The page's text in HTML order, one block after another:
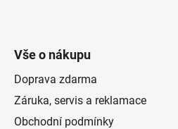
Vše o nákupu
Doprava zdarma
Záruka, servis a reklamace
Obchodní podmínky